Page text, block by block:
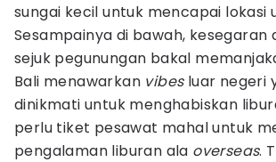
sungai kecil untuk mencapai lokasi
Sesampainya di bawah, kesegaran
sejuk pegunungan bakal
Bali menawarkan vibesluar negeri
dinikmati untuk menghabiskan
perlu tiket pesawat mahal untuk
pengalaman liburan ala overseas.